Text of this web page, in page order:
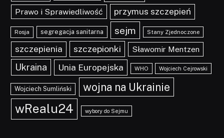
Prawo i Sprawiedliwość przymus szczepień
Rosja segregacja sanitarna sejm Stany Zjednoczone
szczepienia szczepionki Sławomir Mentzen
Ukraina Unia Europejska WHO Wojciech Cejrowski
Wojciech Sumliński wojna na Ukrainie
wRealu24 wybory do Sejmu